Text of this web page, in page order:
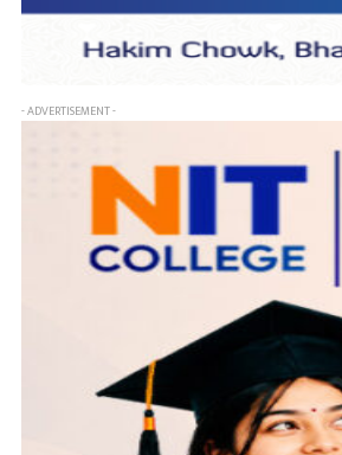
- ADVERTISEMENT -